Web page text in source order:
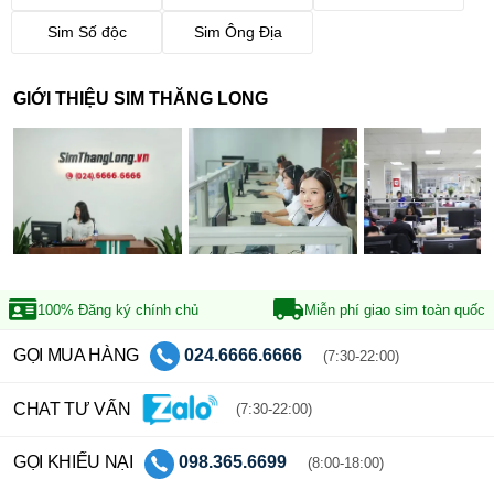
Sim Số độc Sim Ông Địa
GIỚI THIỆU SIM THĂNG LONG
100% Đăng ký chính chủ Miễn phí giao sim toàn quốc
GỌI MUA HÀNG 024.6666.6666 (7:30-22:00)
CHAT TƯ VẤN (7:30-22:00)
GỌI KHIẾU NẠI 098.365.6699 (8:00-18:00)